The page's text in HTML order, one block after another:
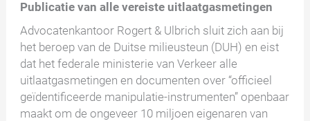
Publicatie van alle vereiste uitlaatgasmetingen
Advocatenkantoor Rogert & Ulbrich sluit zich aan bij
het beroep van de Duitse milieusteun (DUH) en eist
dat het federale ministerie van Verkeer alle
uitlaatgasmetingen en documenten over “officieel
geïdentificeerde manipulatie-instrumenten” openbaar
maakt om de ongeveer 10 miljoen eigenaren van